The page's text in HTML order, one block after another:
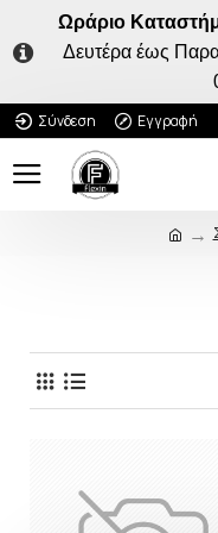
Ωράριο
Δευτέρα έως
Σύνδεση
Εγγραφή